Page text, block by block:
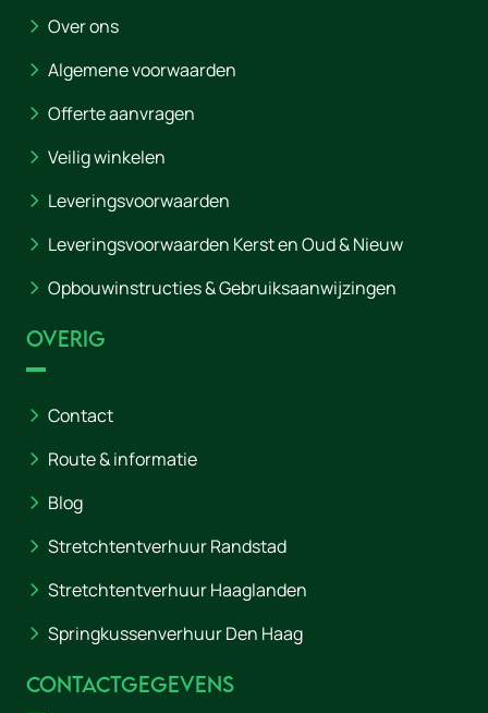
Over ons
Algemene voorwaarden
Offerte aanvragen
Veilig winkelen
Leveringsvoorwaarden
Leveringsvoorwaarden Kerst en Oud & Nieuw
Opbouwinstructies & Gebruiksaanwijzingen
Overig
Contact
Route & informatie
Blog
Stretchtentverhuur Randstad
Stretchtentverhuur Haaglanden
Springkussenverhuur Den Haag
Contactgegevens